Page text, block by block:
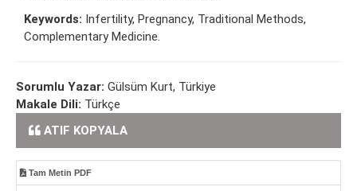
Keywords: Infertility, Pregnancy, Traditional Methods,
Complementary Medicine.
Sorumlu Yazar: Gülsüm Kurt, Türkiye
Makale Dili: Türkçe
ATIF KOPYALA
Tam Metin PDF